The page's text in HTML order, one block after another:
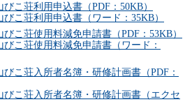
こ荘利用申込書（PDF：50KB）
こ荘利用申込書（ワード：35KB）
こ荘使用料減免申請書（PDF：53KB）
こ荘使用料減免申請書（ワード：
こ荘入所者名簿・研修計画書（PDF：
びこ荘入所者名簿・研修計画書（エクセ